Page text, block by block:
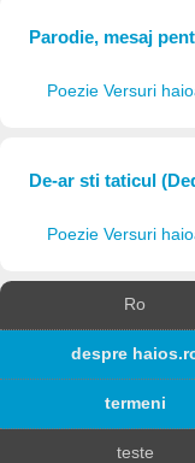
Parodie, mesaj
Poezie Versuri
De-ar sti taticul
Poezie Versuri
Ro
despre
termeni
teste